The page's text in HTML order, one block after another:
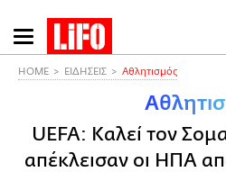
Παράκαμψη
προς
HOME ΕΙΔΗΣΕΙΣ Αθλητισμός
UEFA: Καλεί τον
απέκλεισαν οι ΗΠΑ